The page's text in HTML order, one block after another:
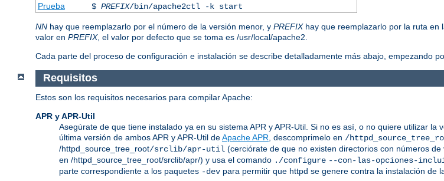
Prueba
$ PREFIX/bin/apache2ctl -k start
NN hay que reemplazarlo por el número de la versión menor, y PREFIXhay que reemplazarlo por la ruta en
valor en PREFIX, el valor por defecto que se toma es /usr/local/apache2.
Cada parte del proceso de configuración e instalación se describe detalladamente más abajo, empezando
Requisitos
Estos son los requisitos necesarios para compilar Apache:
APR y APR-Util
Asegúrate de que tiene instalado ya en su sistema APR y APR-Util. Si no es así, o no quiere utilizar
última versión de ambos APR y APR-Util deApache APR , descomprimelo en /
/httpd_source_tree_root/srclib/apr-util (cerciórate de que no existen directorios con números
en /httpd_source_tree_root/srclib/apr/) y usa el comando ./configure --con-las-opciones-
parte correspondiente a los paquetes -dev para permitir que httpd se genere contra la instalación de